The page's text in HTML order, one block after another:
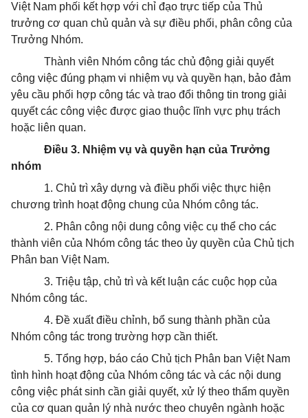
Việt Nam phối kết hợp với chỉ đạo trực tiếp của Thủ
trưởng cơ quan chủ quản và sự điều phối, phân công của
Trưởng Nhóm.
Thành viên Nhóm công tác chủ động giải quyết
công việc đúng phạm vi nhiệm vụ và quyền hạn, bảo đảm
yêu cầu phối hợp công tác và trao đổi thông tin trong giải
quyết các công việc được giao thuộc lĩnh vực phụ trách
hoặc liên quan.
Điều 3. Nhiệm vụ và quyền hạn của Trưởng
nhóm
1. Chủ trì xây dựng và điều phối việc thực hiện
chương trình hoạt động chung của Nhóm công tác.
2. Phân công nội dung công việc cụ thể cho các
thành viên của Nhóm công tác theo ủy quyền của Chủ tịch
Phân ban Việt Nam.
3. Triệu tập, chủ trì và kết luận các cuộc họp của
Nhóm công tác.
4. Đề xuất điều chỉnh, bổ sung thành phần của
Nhóm công tác trong trường hợp cần thiết.
5. Tổng hợp, báo cáo Chủ tịch Phân ban Việt Nam
tình hình hoạt động của Nhóm công tác và các nội dung
công việc phát sinh cần giải quyết, xử lý theo thẩm quyền
của cơ quan quản lý nhà nước theo chuyên ngành hoặc